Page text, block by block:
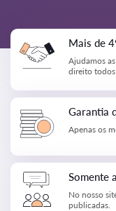
Mais de
Ajudamos
direito todos
Garantia
Apenas os
Somente
No nosso
publicadas.